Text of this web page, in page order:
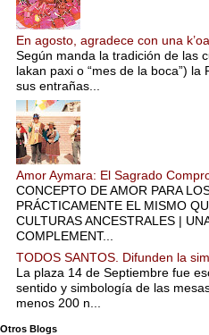
En agosto, agradece con una
Según manda la tradición de las
lakan paxi o “mes de la boca”)
sus entrañas...
Amor Aymara: El Sagrado
CONCEPTO DE AMOR PARA
PRÁCTICAMENTE EL MISMO
CULTURAS ANCESTRALES |
COMPLEMENT...
TODOS SANTOS. Difunden la
La plaza 14 de Septiembre fue
sentido y simbología de las
menos 200 n...
Otros Blogs